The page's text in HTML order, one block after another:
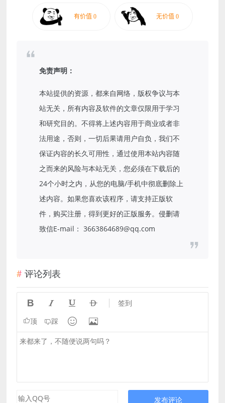
免责声明：
本站提供的资源，都来自网络，版权争议与本
站无关，所有内容及软件的文章仅限用于学习
和研究目的。不得将上述内容用于商业或者非
法用途，否则，一切后果请用户自负，我们不
保证内容的长久可用性，通过使用本站内容随
之而来的风险与本站无关，您必须在下载后的
24个小时之内，从您的电脑/手机中彻底删除上
述内容。如果您喜欢该程序，请支持正版软
件，购买注册，得到更好的正版服务。侵删请
致信E-mail： 3663864689@qq.com
评论列表
    签到
顶 踩  
发布评论